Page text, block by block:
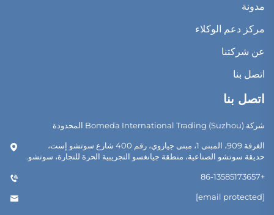
مدونة
مركز دعم الوكلاء
عن شركتنا
اتصل بنا
اتصل بنا
شركة Bomeda International Trading (Suzhou) المحدودة
الغرفة 909، المبنى 1، مبنى جياروي، رقم 400 شارع سوتشو إست،
حديقة سوتشو الصناعية، منطقة جيانغسو التجريبية الحرة للتجارة، سوتشو.
+86-13585173657
[email protected]